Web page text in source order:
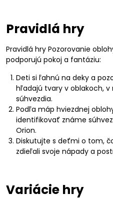
Pravidlá hry
Pravidlá hry Pozorovanie
podporujú pokoj a fantáziu:
Deti si ľahnú na deky a
hľadajú tvary v oblakoch, v
súhvezdia.
Podľa máp hviezdnej
identifikovať známe
Orion.
Diskutujte s deťmi o tom,
zdieľali svoje nápady a
Variácie hry